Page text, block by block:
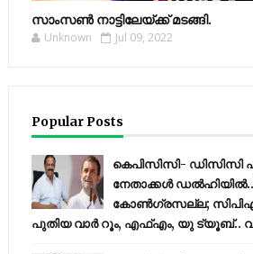
സാംസണ്‍ നാട്ടിലേയ്‌ക്ക് മടങ്ങി.
Unknown Jul 09, 2022
Popular Posts
കെപിസിസി- ഡിസിസി
നേതാക്കൾ
കോണ്‍ഗ്രസല്ല;
പുതിയ വാര്‍ റൂം, എഫ്‌എം, യു ട്യൂബ്..